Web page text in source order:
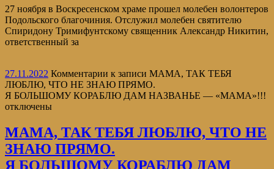
27 ноября в Воскресенском храме прошел молебен волонтеров
Подольского благочиния. Отслужил молебен святителю
Спиридону Тримифунтскому священник Александр Никитин,
ответственный за
27.11.2022 Комментарии к записи МАМА, ТАК ТЕБЯ
ЛЮБЛЮ, ЧТО НЕ ЗНАЮ ПРЯМО.
Я БОЛЬШОМУ КОРАБЛЮ ДАМ НАЗВАНЬЕ — «МАМА»!!!
отключены
МАМА, ТАК ТЕБЯ ЛЮБЛЮ, ЧТО НЕ
ЗНАЮ ПРЯМО.
Я БОЛЬШОМУ КОРАБЛЮ ДАМ